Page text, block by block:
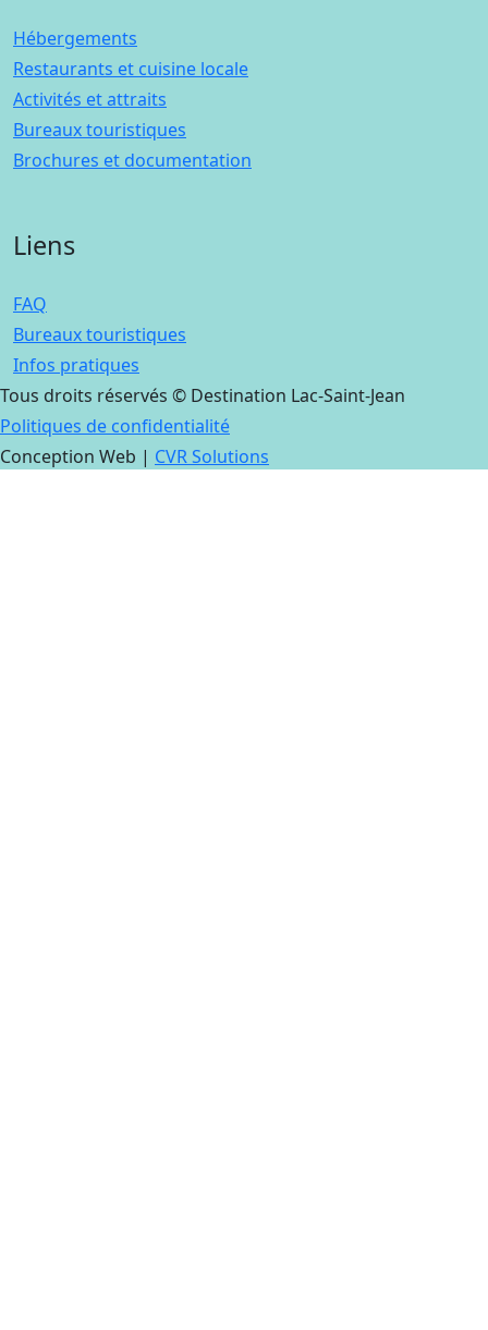
Hébergements
Restaurants et cuisine locale
Activités et attraits
Bureaux touristiques
Brochures et documentation
Liens
FAQ
Bureaux touristiques
Infos pratiques
Tous droits réservés © Destination Lac-Saint-Jean
Politiques de confidentialité
Conception Web | CVR Solutions